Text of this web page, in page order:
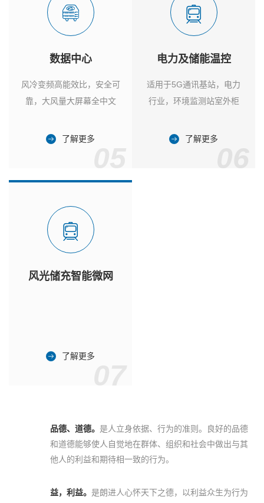
数据中心
风冷变频高能效比，安全可
靠，大风量大屏幕全中文
了解更多
电力及储能温控
适用于5G通讯基站，电力
行业，环境监测站室外柜
了解更多
风光储充智能微网
了解更多
品德、道德。 是人立身依据、行为的准则。良好的品德
和道德能够使人自觉地在群体、组织和社会中做出与其
他人的利益和期待相一致的行为。
益，利益。 是朗进人心怀天下之德，以利益众生为行为